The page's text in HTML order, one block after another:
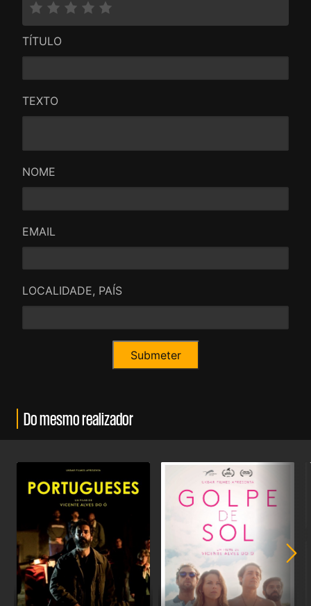
TÍTULO
TEXTO
NOME
EMAIL
LOCALIDADE, PAÍS
Do mesmo realizador